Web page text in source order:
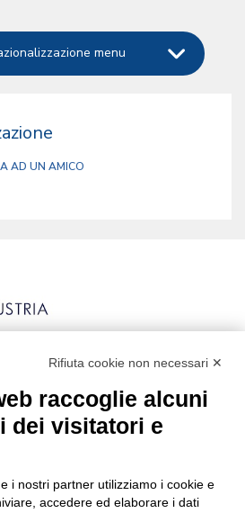
menu
AD UN AMICO
| PEC:
Rifiuta cookie non necessari ✕
raccoglie alcuni
dei visitatori e
i nostri partner utilizziamo i cookie e
accedere ed elaborare i dati